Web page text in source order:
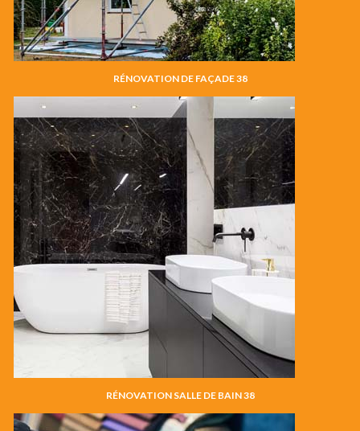
RÉNOVATION DE FAÇADE 38
RÉNOVATION SALLE DE BAIN 38